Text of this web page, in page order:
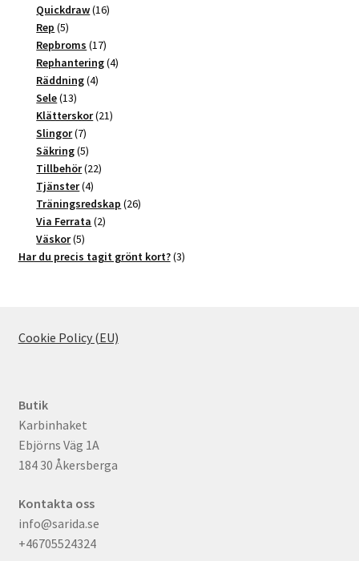
produkter
Quickdraw 1616
Rep 55
produkter
Repbroms 1717
produkter
Rephantering 44
Räddning 44
Sele 1313
produkter
Klätterskor 2121
Slingor 77
produkter
Säkring 55
produkter
Tillbehör 2222
Tjänster 44
produkter
Träningsredskap 2626
Via Ferrata 22
Väskor 55
produkter
Har du precis tagit grönt kort? 33
Cookie Policy (EU)
Butik
Karbinhaket
Ebjörns Väg 1A
184 30 Åkersberga
Kontakta oss
info@sarida.se
+46705524324